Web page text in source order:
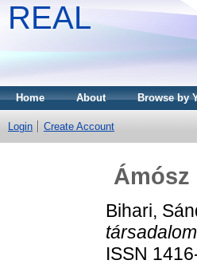
REAL
Home About Browse by
Login Create Account
Ámósz
Bihari,
ISSN